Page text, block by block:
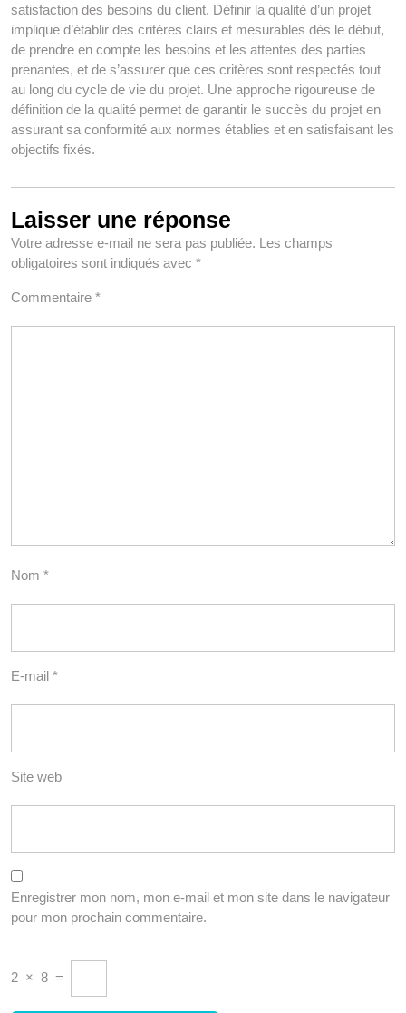
satisfaction des besoins du client. Définir la qualité d’un projet
implique d’établir des critères clairs et mesurables dès le début,
de prendre en compte les besoins et les attentes des parties
prenantes, et de s’assurer que ces critères sont respectés tout
au long du cycle de vie du projet. Une approche rigoureuse de
définition de la qualité permet de garantir le succès du projet en
assurant sa conformité aux normes établies et en satisfaisant les
objectifs fixés.
Laisser une réponse
Votre adresse e-mail ne sera pas publiée. Les champs
obligatoires sont indiqués avec *
Commentaire *
Nom *
E-mail *
Site web
Enregistrer mon nom, mon e-mail et mon site dans le navigateur
pour mon prochain commentaire.
2 × 8 =